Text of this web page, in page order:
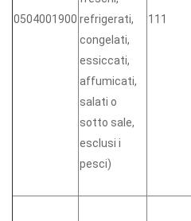
0504001900 refrigerati,
congelati,
essiccati,
affumicati,
salati o
sotto sale,
esclusi i
pesci)
111